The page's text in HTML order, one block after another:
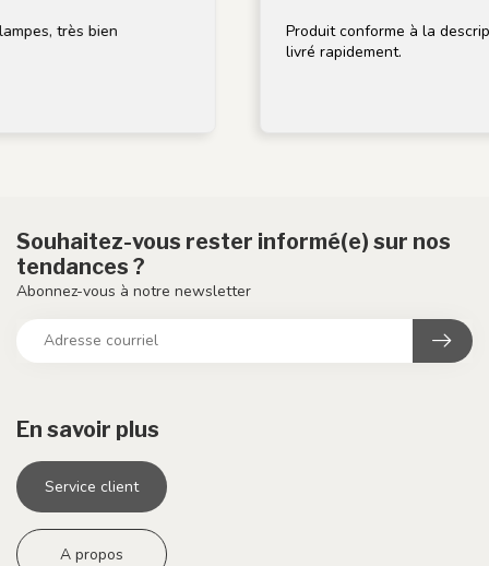
bien
Produit conforme à la description,
livré rapidement.
En savoir plus
Service client
A propos
Souhaitez-vous rester informé(e) sur nos
tendances ?
Abonnez-vous à notre newsletter